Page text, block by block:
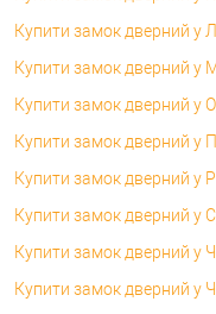
Купити замок дверний у
Купити замок дверний у
Купити замок дверний у
Купити замок дверний у
Купити замок дверний у
Купити замок дверний у
Купити замок дверний у
Купити замок дверний у